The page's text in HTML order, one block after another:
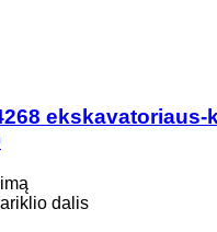
ekskavatoriaus-
dalis